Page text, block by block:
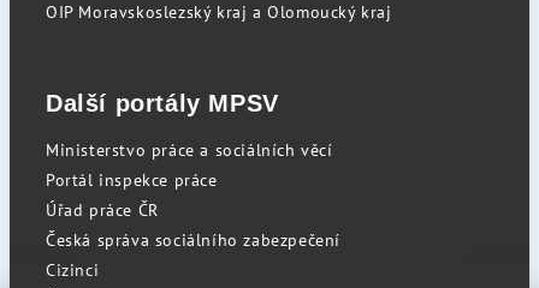
OIP Moravskoslezský kraj a Olomoucký kraj
Další portály MPSV
Ministerstvo práce a sociálních věcí
Portál inspekce práce
Úřad práce ČR
Česká správa sociálního zabezpečení
Cizinci